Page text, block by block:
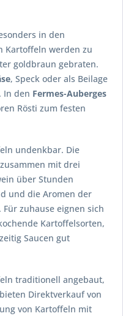
in den
Kartoffeln werden zu
goldbraun gebraten.
, Speck oder als Beilage
In den Fermes-Auberges
Rösti zum festen
undenkbar. Die
mit drei
über Stunden
und die Aromen der
zuhause eignen sich
Kartoffelsorten,
Saucen gut
traditionell angebaut,
Direktverkauf von
von Kartoffeln mit